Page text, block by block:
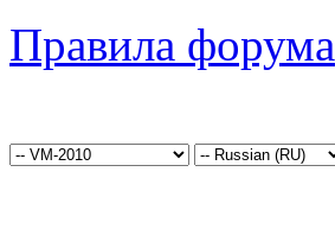
Правила форума